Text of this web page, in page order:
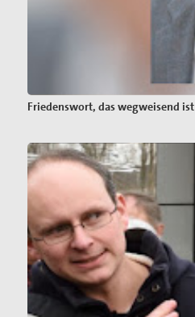
Friedenswort, das wegweisend ist